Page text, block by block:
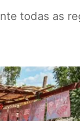
todas as